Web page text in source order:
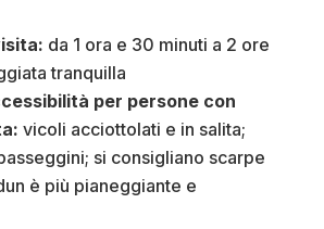
da 1 ora e 30 minuti a 2 ore
tranquilla
per persone con
vicoli acciottolati e in salita;
si consigliano scarpe
è più pianeggiante e